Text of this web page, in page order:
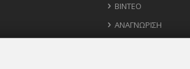
ΒΊΝΤΕΟ
ΑΝΑΓΝΏΡΙΣΗ